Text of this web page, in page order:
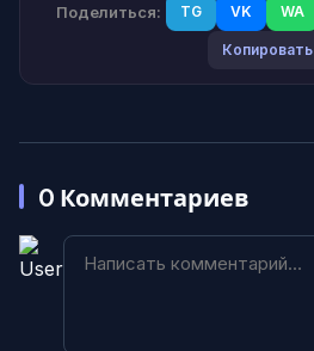
Поделиться: TG VK WA
Копировать
0 Комментариев